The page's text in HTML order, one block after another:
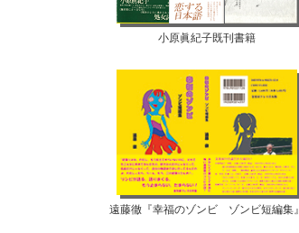
小原眞紀子既刊書籍
遠藤徹『幸福のゾンビ ゾンビ短編集』